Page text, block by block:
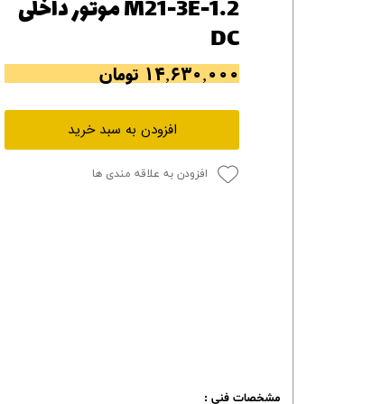
M21-3E-1.2 موتور داخلی
DC
۱۴,۶۳۰,۰۰۰ تومان
افزودن به سبد خرید
افزودن به علاقه مندی ها
مشخصات فنی :